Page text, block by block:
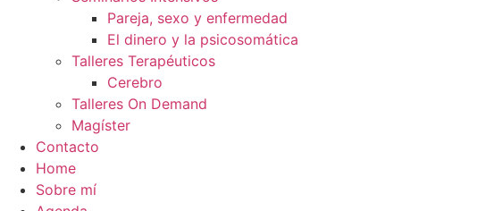
Pareja, sexo y enfermedad
El dinero y la psicosomática
Talleres Terapéuticos
Cerebro
Talleres On Demand
Magíster
Contacto
Home
Sobre mí